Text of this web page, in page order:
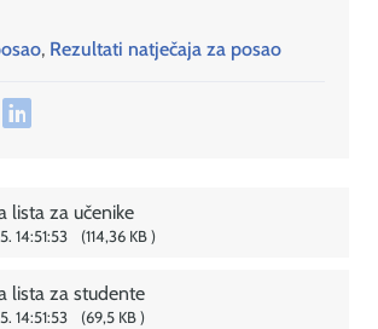
, Rezultati natječaja za posao
lista za učenike
14:51:53 114,36 KB
lista za studente
14:51:53 69,5 KB